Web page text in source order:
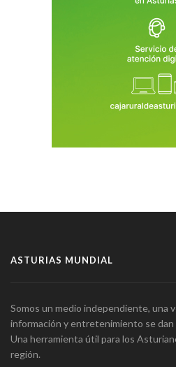
ASTURIAS MUNDIAL
Somos un medio independiente, una
información y entretenimiento se dan
Una herramienta útil para los
región.